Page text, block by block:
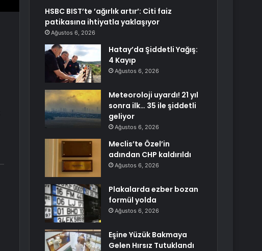
HSBC BIST’te ’ağırlık artır’: Citi faiz
patikasına ihtiyatla yaklaşıyor
Ağustos 6, 2026
Hatay’da Şiddetli Yağış:
4 Kayıp
Ağustos 6, 2026
Meteoroloji uyardı! 21 yıl
sonra ilk… 35 ile şiddetli
geliyor
Ağustos 6, 2026
Meclis’te Özel’in
adından CHP kaldırıldı
Ağustos 6, 2026
Plakalarda ezber bozan
formül yolda
Ağustos 6, 2026
Eşine Yüzük Bakmaya
Gelen Hırsız Tutuklandı